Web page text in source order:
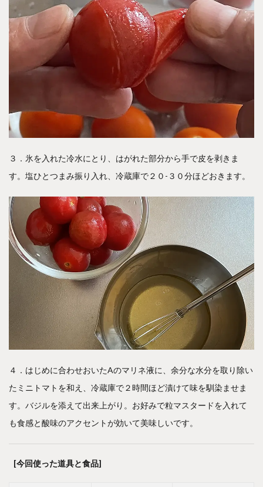
３．氷を入れた冷水にとり、はがれた部分から手で皮を剥きま
す。塩ひとつまみ振り入れ、冷蔵庫で２０-３０分ほどおきます。
４．はじめに合わせおいたAのマリネ液に、余分な水分を取り除い
たミニトマトを和え、冷蔵庫で２時間ほど漬けて味を馴染ませま
す。バジルを添えて出来上がり。お好みで粒マスタードを入れて
も食感と酸味のアクセントが効いて美味しいです。
[今回使った道具と食品]